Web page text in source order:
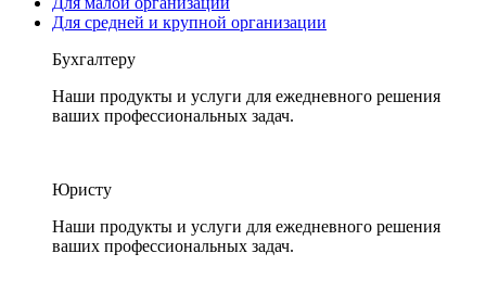
Для средней и крупной организации
Бухгалтеру
Наши продукты и услуги для ежедневного решения
ваших профессиональных задач.
Юристу
Наши продукты и услуги для ежедневного решения
ваших профессиональных задач.